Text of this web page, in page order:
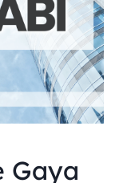
Gaya